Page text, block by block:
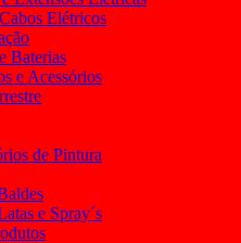
Elétricos
Baterias
e Acessórios
de Pintura
e Spray´s